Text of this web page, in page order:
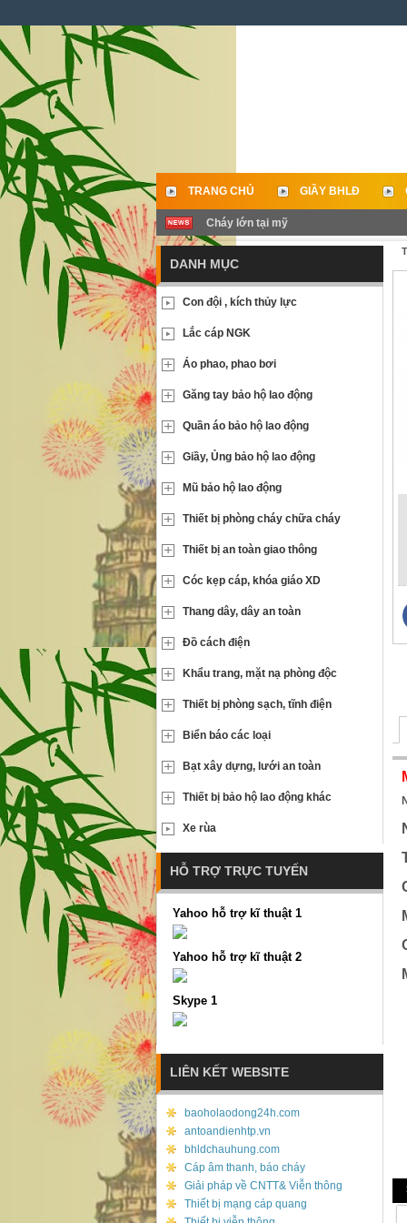
TRANG CHỦ GIẦY BHLĐ
LIÊN HỆ
Cháy lớn tại mỹ
DANH MỤC
Con đội , kích thủy lực
Lắc cáp NGK
Áo phao, phao bơi
Găng tay bảo hộ lao động
Quần áo bảo hộ lao động
Giầy, Ủng bảo hộ lao động
Mũ bảo hộ lao động
Thiết bị phòng cháy chữa cháy
Thiết bị an toàn giao thông
Cóc kẹp cáp, khóa giáo XD
Thang dây, dây an toàn
Đồ cách điện
Khẩu trang, mặt nạ phòng độc
Thiết bị phòng sạch, tĩnh điện
Biển báo các loại
Bạt xây dựng, lưới an toàn
Thiết bị bảo hộ lao động khác
Xe rùa
HỖ TRỢ TRỰC TUYẾN
Yahoo hỗ trợ kĩ thuật 1
Yahoo hỗ trợ kĩ thuật 2
Skype 1
LIÊN KẾT WEBSITE
baoholaodong24h.com
antoandienhtp.vn
bhldchauhung.com
Cáp âm thanh, báo cháy
Giải pháp về CNTT& Viễn thông
Thiết bị mạng cáp quang